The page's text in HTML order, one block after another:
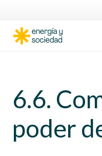
6.6.
poder